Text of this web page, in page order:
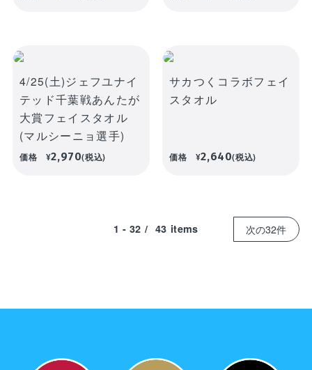
4/25(土)ジェフユナイ
テッド千葉戦あんたが
大賞フェイスタオル
(マルシーニョ選手)
価格 ¥2,970(税込)
サカつくコラボフェイ
スタオル
価格 ¥2,640(税込)
次の32件
1 - 32 / 43 items